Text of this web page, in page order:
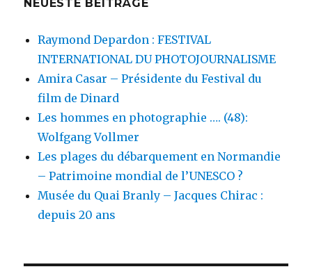
NEUESTE BEITRÄGE
Raymond Depardon : FESTIVAL
INTERNATIONAL DU PHOTOJOURNALISME
Amira Casar – Présidente du Festival du
film de Dinard
Les hommes en photographie …. (48):
Wolfgang Vollmer
Les plages du débarquement en Normandie
– Patrimoine mondial de l’UNESCO ?
Musée du Quai Branly – Jacques Chirac :
depuis 20 ans